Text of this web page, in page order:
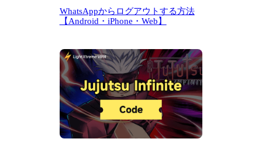
WhatsAppからログアウトする方法
【Android・iPhone・Web】